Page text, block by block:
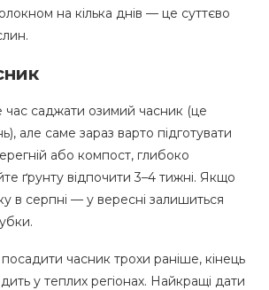
на кілька днів — це суттєво
саджати озимий часник (це
але саме зараз варто підготувати
або компост, глибоко
ґрунту відпочити 3–4 тижні. Якщо
в серпні — у вересні залишиться
часник трохи раніше, кінець
у теплих регіонах. Найкращі дати